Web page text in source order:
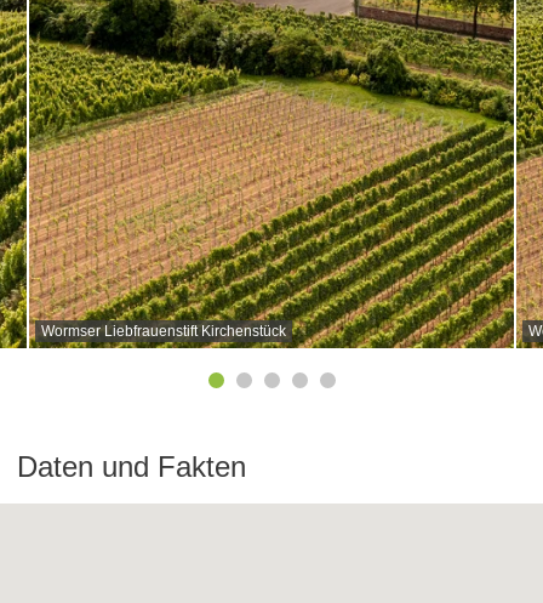
Wormser Liebfrauenstift Kirchenstück
Daten und Fakten